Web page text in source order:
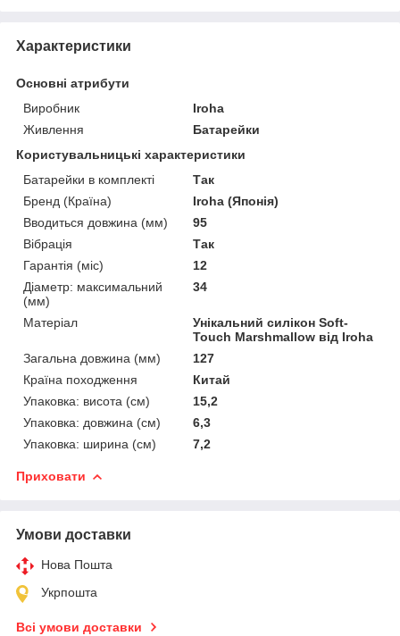
Характеристики
Основні атрибути
Виробник
Iroha
Живлення
Батарейки
Користувальницькі характеристики
Батарейки в комплекті
Так
Бренд (Країна)
Iroha (Японія)
Вводиться довжина (мм)
95
Вібрація
Так
Гарантія (міс)
12
Діаметр: максимальний
(мм)
34
Матеріал
Унікальний силікон Soft-
Touch Marshmallow від Iroha
Загальна довжина (мм)
127
Країна походження
Китай
Упаковка: висота (см)
15,2
Упаковка: довжина (см)
6,3
Упаковка: ширина (см)
7,2
Приховати
Умови доставки
Нова Пошта
Укрпошта
Всі умови доставки